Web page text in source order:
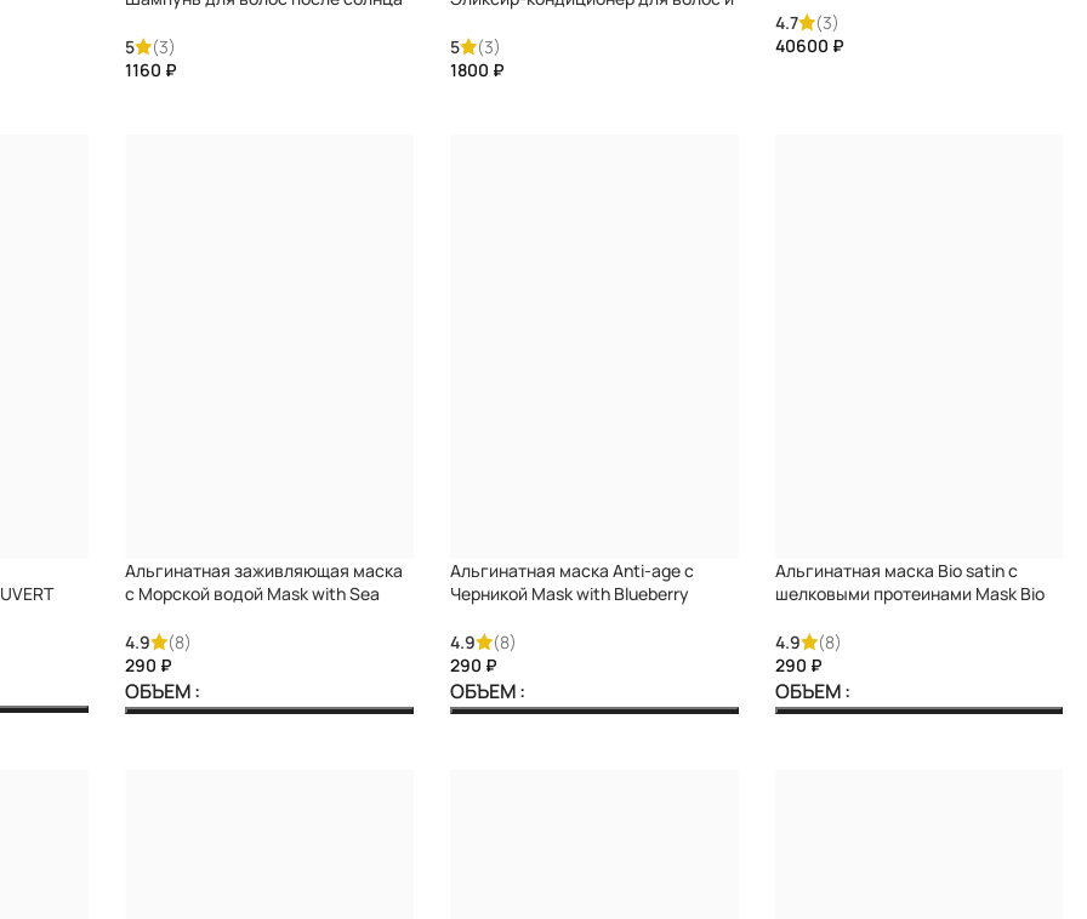
5
(3)
₽
тонизирующий с минералами,
несмываемый FAUVERT
5
(3)
₽
4.7
(3)
₽
Альгинатная заживляющая маска
с Морской водой Mask with Sea
4.9
(8)
₽
ОБЪЕМ
Альгинатная маска Anti-age с
Черникой Mask with Blueberry
4.9
(8)
₽
ОБЪЕМ
Альгинатная маска Bio satin c
шелковыми протеинами Mask Bio
4.9
(8)
₽
ОБЪЕМ